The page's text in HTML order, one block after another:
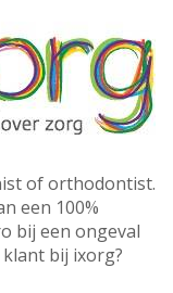
of orthodontist.
een 100%
bij een ongeval
bij ixorg?